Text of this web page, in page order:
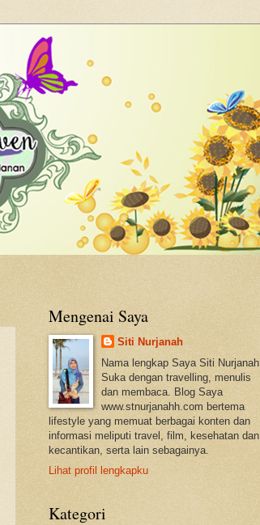
Mengenai Saya
Siti Nurjanah
Nama lengkap Saya Siti Nurjanah
Suka dengan travelling, menulis
dan membaca. Blog Saya
www.stnurjanahh.com bertema
lifestyle yang memuat berbagai konten dan
informasi meliputi travel, film, kesehatan dan
kecantikan, serta lain sebagainya.
Lihat profil lengkapku
Kategori